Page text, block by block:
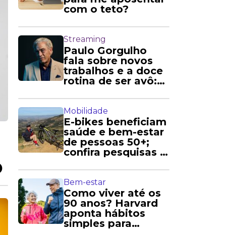
com o teto?
Streaming
Paulo Gorgulho
fala sobre novos
trabalhos e a doce
rotina de ser avô:
Mobilidade
E-bikes beneficiam
saúde e bem-estar
de pessoas 50+;
confira pesquisas e
Bem-estar
Como viver até os
90 anos? Harvard
aponta hábitos
simples para